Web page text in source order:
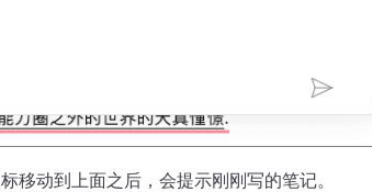
移动到上面之后，会提示刚刚写的笔记。